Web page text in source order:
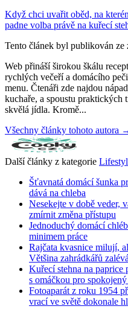
Když chci uvařit oběd, na
padne volba právě na kuřecí
Tento článek byl publikován ze
Web přináší širokou škálu
rychlých večeří a domácího
menu. Čtenáři zde najdou
kuchaře, a spoustu
skvělá jídla. Kromě...
Všechny články tohoto autora
Další články z kategorie
Šťavnatá domácí šunka
dává na chleba
Nesekejte v době veder,
zmírnit změna přístupu
Jednoduchý domácí
minimem práce
Rajčata kvasnice milují,
Většina zahrádkářů
Kuřecí stehna na paprice
s omáčkou pro
Fotoaparát z roku 1954
vrací ve světě dokonale